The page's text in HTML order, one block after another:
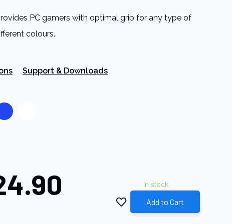
PC gamers with optimal grip for any type of
colours.
Support & Downloads
In stock
Add to Cart